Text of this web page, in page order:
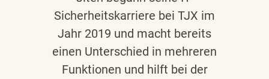
Sicherheitskarriere bei TJX im
Jahr 2019 und macht bereits
einen Unterschied in mehreren
Funktionen und hilft bei der